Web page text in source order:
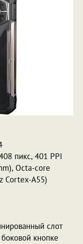
пикс, 401 PPI
Octa-core
Cortex-A55)
слот
кнопке